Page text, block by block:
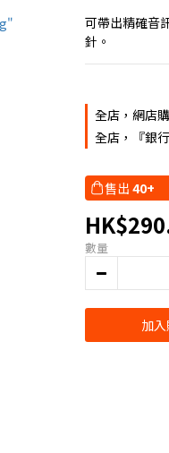
可帶出精確音
針。
全店，網店
全店，『銀
售出 40+
數量
加